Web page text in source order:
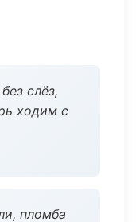
слёз,
ходим с
пломба